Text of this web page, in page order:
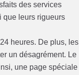
des services
que leurs rigueurs
heures. De plus, les
un désagrément. Le
une page spéciale